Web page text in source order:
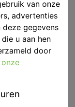
de
waardoor alle
van onze
advertenties
deze gegevens
u aan hen
door
onze